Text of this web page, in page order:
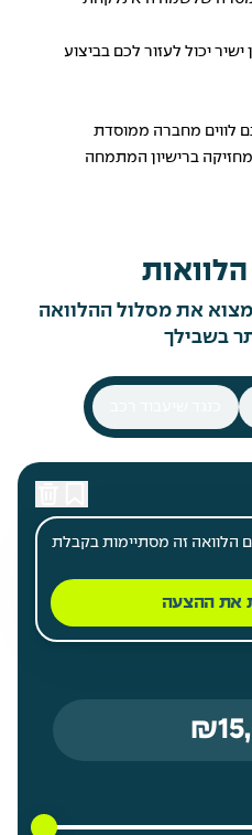
יכול לעזור לכם בביצוע
לווים מחברה ממוסדת
ברישיון המתמחה
את מסלול ההלוואה
בשבילך
הלוואה זה מסתיימות בקבלת
את ההצעה